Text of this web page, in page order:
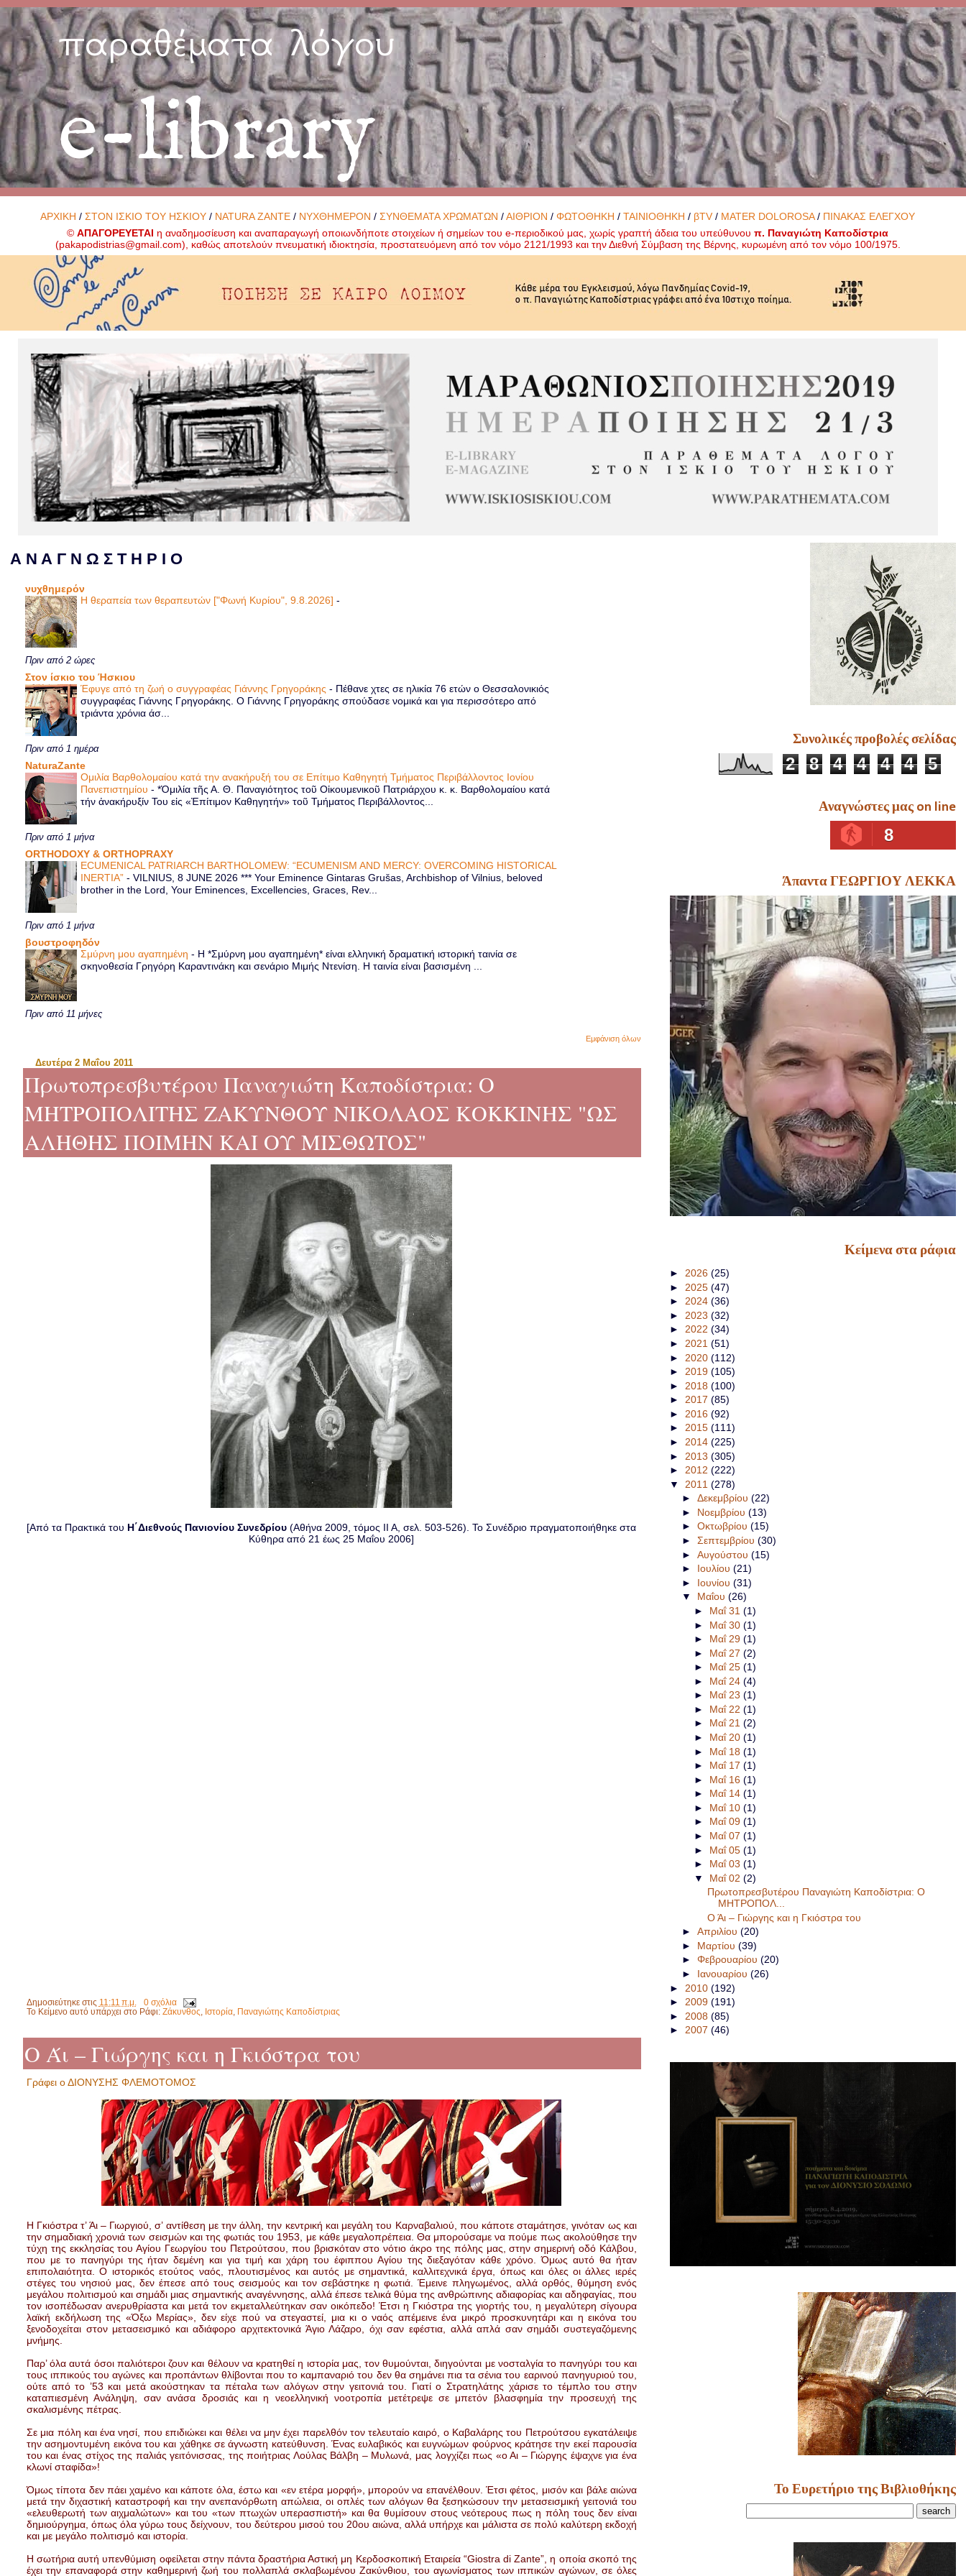
παραθέματα λόγου
e-library
ΑΡΧΙΚΗ /ΣΤΟΝ ΙΣΚΙΟ ΤΟΥ ΗΣΚΙΟΥ / NATURA ZANTE / ΝΥΧΘΗΜΕΡΟΝ /ΣΥΝΘΕΜΑΤΑ ΧΡΩΜΑΤΩΝ /ΑΙΘΡΙΟΝ /ΦΩΤΟΘΗΚΗ /ΤΑΙΝΙΟΘΗΚΗ / βTV / MATER DOLOROSA/ ΠΙΝΑΚΑΣ ΕΛΕΓΧΟΥ
©ΑΠΑΓΟΡΕΥΕΤΑΙ η αναδημοσίευση και αναπαραγωγή οποιωνδήποτε στοιχείων ή σημείων του e-περιοδικού μας, χωρίς γραπτή άδεια του υπεύθυνουπ. Παναγιώτη Καποδίστρια
(pakapodistrias@gmail.com), καθώς αποτελούν πνευματική ιδιοκτησία, προστατευόμενη από τον νόμο 2121/1993 και την Διεθνή Σύμβαση της Βέρνης, κυρωμένη από τον νόμο 100/1975.
Α Ν Α Γ Ν Ω Σ Τ Η Ρ Ι Ο
νυχθημερόν
Η θεραπεία των θεραπευτών ["Φωνή Κυρίου", 9.8.2026]-
Πριν από 2 ώρες
Στον ίσκιο του Ήσκιου
Έφυγε από τη ζωή ο συγγραφέας Γιάννης Γρηγοράκης- Πέθανε χτες σε ηλικία 76 ετών ο Θεσσαλονικιός
συγγραφέας Γιάννης Γρηγοράκης. Ο Γιάννης Γρηγοράκης σπούδασε νομικά και για περισσότερο από
τριάντα χρόνια άσ...
Πριν από 1 ημέρα
NaturaZante
Ομιλία Βαρθολομαίου κατά την ανακήρυξή του σε Επίτιμο Καθηγητή Τμήματος Περιβάλλοντος Ιονίου
Πανεπιστημίου-*Ὁμιλία τῆς Α. Θ. Παναγιότητος τοῦ Οἰκουμενικοῦ Πατριάρχου κ. κ. Βαρθολομαίου κατά
τήν ἀνακήρυξίν Του εἰς «Ἐπίτιμον Καθηγητήν» τοῦ Τμήματος Περιβάλλοντος...
Πριν από 1 μήνα
ORTHODOXY & ORTHOPRAXY
ECUMENICAL PATRIARCH BARTHOLOMEW: “ECUMENISM AND MERCY: OVERCOMING HISTORICAL
INERTIA”-VILNIUS, 8 JUNE 2026 *** Your Eminence Gintaras Grušas, Archbishop of Vilnius, beloved
brother in the Lord, Your Eminences, Excellencies, Graces, Rev...
Πριν από 1 μήνα
βουστροφηδόν
Σμύρνη μου αγαπημένη- Η *Σμύρνη μου αγαπημένη* είναι ελληνική δραματική ιστορική ταινία σε
σκηνοθεσία Γρηγόρη Καραντινάκη και σενάριο Μιμής Ντενίση. Η ταινία είναι βασισμένη ...
Πριν από 11 μήνες
Εμφάνιση όλων
Δευτέρα 2 Μαΐου 2011
Πρωτοπρεσβυτέρου Παναγιώτη Καποδίστρια: Ο
ΜΗΤΡΟΠΟΛΙΤΗΣ ΖΑΚΥΝΘΟΥ ΝΙΚΟΛΑΟΣ ΚΟΚΚΙΝΗΣ "ΩΣ
ΑΛΗΘΗΣ ΠΟΙΜΗΝ ΚΑΙ ΟΥ ΜΙΣΘΩΤΟΣ"
[Από τα Πρακτικά του Η΄Διεθνούς Πανιονίου Συνεδρίου (Αθήνα 2009, τόμος ΙΙ Α, σελ. 503-526). Το Συνέδριο πραγματοποιήθηκε στα
Κύθηρα από 21 έως 25 Μαΐου 2006]
Δημοσιεύτηκε στις 11:11 π.μ.
0 σχόλια
Το Κείμενο αυτό υπάρχει στο Ράφι: Ζάκυνθος Ιστορία, Παναγιώτης Καποδίστριας
Ο Άι – Γιώργης και η Γκιόστρα του
Γράφει ο ΔΙΟΝΥΣΗΣ ΦΛΕΜΟΤΟΜΟΣ
Η Γκιόστρα τ’ Άι – Γιωργιού, σ’ αντίθεση με την άλλη, την κεντρική και μεγάλη του Καρναβαλιού, που κάποτε σταμάτησε, γινόταν ως και
την σημαδιακή χρονιά των σεισμών και της φωτιάς του 1953, με κάθε μεγαλοπρέπεια. Θα μπορούσαμε να πούμε πως ακολούθησε την
τύχη της εκκλησίας του Αγίου Γεωργίου του Πετρούτσου, που βρισκόταν στο νότιο άκρο της πόλης μας, στην σημερινή οδό Κάλβου,
που με το πανηγύρι της ήταν δεμένη και για τιμή και χάρη του έφιππου Αγίου της διεξαγόταν κάθε χρόνο. Όμως αυτό θα ήταν
επιπολαιότητα. Ο ιστορικός ετούτος ναός, πλουτισμένος και αυτός με σημαντικά, καλλιτεχνικά έργα, όπως και όλες οι άλλες ιερές
στέγες του νησιού μας, δεν έπεσε από τους σεισμούς και τον σεβάστηκε η φωτιά. Έμεινε πληγωμένος, αλλά ορθός, θύμηση ενός
μεγάλου πολιτισμού και σημάδι μιας σημαντικής αναγέννησης, αλλά έπεσε τελικά θύμα της ανθρώπινης αδιαφορίας και αδηφαγίας, που
τον ισοπέδωσαν ανερυθρίαστα και μετά τον εκμεταλλεύτηκαν σαν οικόπεδο! Έτσι η Γκιόστρα της γιορτής του, η μεγαλύτερη σίγουρα
λαϊκή εκδήλωση της «Όξω Μερίας», δεν είχε πού να στεγαστεί, μια κι ο ναός απέμεινε ένα μικρό προσκυνητάρι και η εικόνα του
ξενοδοχείται στον μετασεισμικό και αδιάφορο αρχιτεκτονικά Άγιο Λάζαρο, όχι σαν εφέστια, αλλά απλά σαν σημάδι συστεγαζόμενης
μνήμης.
Παρ’ όλα αυτά όσοι παλιότεροι ζουν και θέλουν να κρατηθεί η ιστορία μας, τον θυμούνται, διηγούνται με νοσταλγία το πανηγύρι του και
τους ιππικούς του αγώνες και προπάντων θλίβονται που το καμπαναριό του δεν θα σημάνει πια τα σένια του εαρινού πανηγυριού του,
ούτε από το ’53 και μετά ακούστηκαν τα πέταλα των αλόγων στην γειτονιά του. Γιατί ο Στρατηλάτης χάρισε το τέμπλο του στην
καταπιεσμένη Ανάληψη, σαν ανάσα δροσιάς και η νεοελληνική νοοτροπία μετέτρεψε σε μπετόν βλασφημία την προσευχή της
σκαλισμένης πέτρας.
Σε μια πόλη και ένα νησί, που επιδιώκει και θέλει να μην έχει παρελθόν τον τελευταίο καιρό, ο Καβαλάρης του Πετρούτσου εγκατάλειψε
την ασημοντυμένη εικόνα του και χάθηκε σε άγνωστη κατεύθυνση. Ένας ευλαβικός και ευγνώμων φούρνος κράτησε την εκεί παρουσία
του και ένας στίχος της παλιάς γειτόνισσας, της ποιήτριας Λούλας Βάλβη – Μυλωνά, μας λογχίζει πως «ο Αι – Γιώργης έψαχνε για ένα
κλωνί σταφίδα»!
Όμως τίποτα δεν πάει χαμένο και κάποτε όλα, έστω και «εν ετέρα μορφή», μπορούν να επανέλθουν. Έτσι φέτος, μισόν και βάλε αιώνα
μετά την διχαστική καταστροφή και την ανεπανόρθωτη απώλεια, οι οπλές των αλόγων θα ξεσηκώσουν την μετασεισμική γειτονιά του
«ελευθερωτή των αιχμαλώτων» και του «των πτωχών υπερασπιστή» και θα θυμίσουν στους νεότερους πως η πόλη τους δεν είναι
δημιούργημα, όπως όλα γύρω τους δείχνουν, του δεύτερου μισού του 20ου αιώνα, αλλά υπήρχε και μάλιστα σε πολύ καλύτερη εκδοχή
και με μεγάλο πολιτισμό και ιστορία.
Η σωτήρια αυτή υπενθύμιση οφείλεται στην πάντα δραστήρια Αστική μη Κερδοσκοπική Εταιρεία “Giostra di Zante”, η οποία σκοπό της
έχει την επαναφορά στην καθημερινή ζωή του πολλαπλά σκλαβωμένου Ζακύνθιου, του αγωνίσματος των ιππικών αγώνων, σε όλες
Συνολικές προβολές σελίδας
2 8 4 4 4 4 5
Αναγνώστες μας on line
8
Άπαντα ΓΕΩΡΓΙΟΥ ΛΕΚΚΑ
Κείμενα στα ράφια
► 2026 (25)
► 2025 (47)
► 2024 (36)
► 2023 (32)
► 2022 (34)
► 2021 (51)
► 2020 (112)
► 2019 (105)
► 2018 (100)
► 2017 (85)
► 2016 (92)
► 2015 (111)
► 2014 (225)
► 2013 (305)
► 2012 (222)
▼ 2011 (278)
► Δεκεμβρίου (22)
► Νοεμβρίου (13)
► Οκτωβρίου (15)
► Σεπτεμβρίου (30)
► Αυγούστου (15)
► Ιουλίου (21)
► Ιουνίου (31)
▼ Μαΐου (26)
► Μαΐ 31(1)
► Μαΐ 30(1)
► Μαΐ 29(1)
► Μαΐ 27(2)
► Μαΐ 25(1)
► Μαΐ 24(4)
► Μαΐ 23(1)
► Μαΐ 22(1)
► Μαΐ 21(2)
► Μαΐ 20(1)
► Μαΐ 18(1)
► Μαΐ 17(1)
► Μαΐ 16(1)
► Μαΐ 14(1)
► Μαΐ 10(1)
► Μαΐ 09(1)
► Μαΐ 07(1)
► Μαΐ 05(1)
► Μαΐ 03(1)
▼ Μαΐ 02(2)
Πρωτοπρεσβυτέρου Παναγιώτη Καποδίστρια: Ο
ΜΗΤΡΟΠΟΛ...
Ο Άι – Γιώργης και η Γκιόστρα του
► Απριλίου (20)
► Μαρτίου (39)
► Φεβρουαρίου (20)
► Ιανουαρίου (26)
► 2010 (192)
► 2009 (191)
► 2008 (85)
► 2007 (46)
Το Ευρετήριο της Βιβλιοθήκης